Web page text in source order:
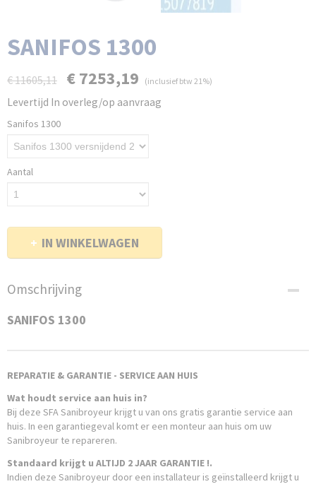
SANIFOS 1300
€ 11605,11 € 7253,19 (inclusief btw 21%)
Levertijd In overleg/op aanvraag
Sanifos 1300
Aantal
IN WINKELWAGEN
Omschrijving
SANIFOS 1300
REPARATIE & GARANTIE - SERVICE AAN HUIS
Wat houdt service aan huis in?
Bij deze SFA Sanibroyeur krijgt u van ons gratis garantie service aan
huis. In een garantiegeval komt er een monteur aan huis om uw
Sanibroyeur te repareren.
Standaard krijgt u ALTIJD 2 JAAR GARANTIE !.
Indien deze Sanibroyeur door een installateur is geïnstalleerd krijgt u